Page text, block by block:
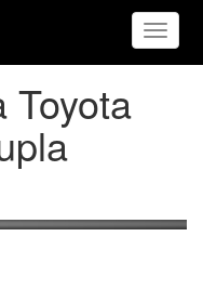
Toggle
Toyota